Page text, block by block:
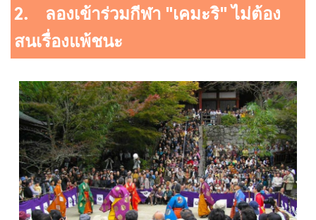
2. ลองเข้าร่วมกีฬา "เคมะริ" ไม่ต้อง
สนเรื่องแพ้ชนะ